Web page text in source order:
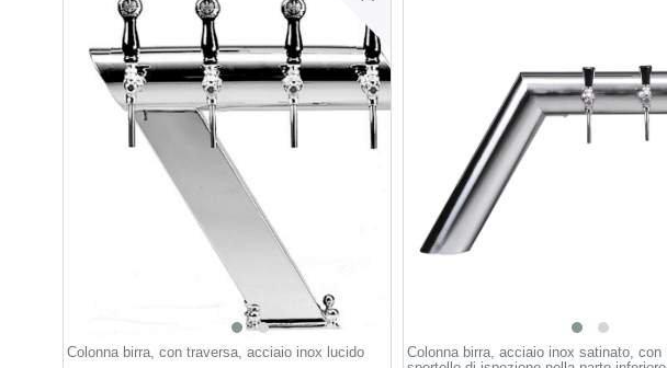
Colonna birra, con traversa, acciaio inox lucido
Colonna birra, acciaio inox satinato, con